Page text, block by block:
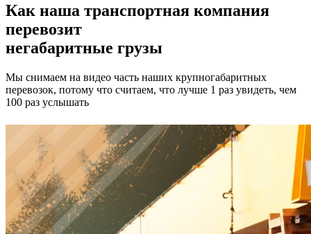
Как наша транспортная компания
перевозит
негабаритные грузы
Мы снимаем на видео часть наших крупногабаритных
перевозок, потому что считаем, что лучше 1 раз увидеть, чем
100 раз услышать